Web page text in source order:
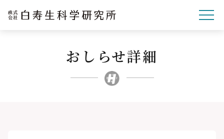
企業理念
研究開発
おしらせ詳細